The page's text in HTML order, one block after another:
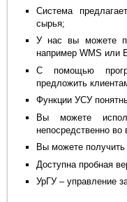
Система
сырья;
У нас вы можете
например WMS или
С помощью
предложить
Функции УСУ
Вы можете
непосредственно во
Вы можете
Доступна пробная
УрГУ – управление